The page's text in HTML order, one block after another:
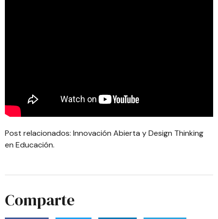
Post relacionados: Innovación Abierta y Design Thinking
en Educación.
Comparte